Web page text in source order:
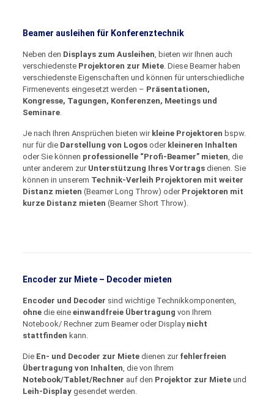
Beamer ausleihen für Konferenztechnik
Neben den Displays zum Ausleihen , bieten wir Ihnen auch
verschiedenste Projektoren zur Miete. Diese Beamer haben
verschiedenste Eigenschaften und können für unterschiedliche
Firmenevents eingesetzt werden – Präsentationen,
Kongresse, Tagungen, Konferenzen, Meetings und
Seminare.
Je nach Ihren Ansprüchen bieten wir kleine Projektoren bspw.
nur für die Darstellung von Logosoder kleineren Inhalten
oder Sie können professionelle “Profi-Beamer” mieten , die
unter anderem zur Unterstützung Ihres Vortragsdienen. Sie
können in unserem Technik-Verleih Projektoren mit weiter
Distanz mieten (Beamer Long Throw) oder Projektoren mit
kurze Distanz mieten (Beamer Short Throw).
Encoder zur Miete – Decoder mieten
Encoder und Decoder sind wichtige Technikkomponenten,
ohnedie eine einwandfreie Übertragung von Ihrem
Notebook/ Rechner zum Beamer oder Display nicht
stattfinden kann.
Die En- und Decoder zur Mietedienen zur fehlerfreien
Übertragung von Inhalten , die von Ihrem
Notebook/Tablet/Rechner auf den Projektor zur Mieteund
Leih-Displaygesendet werden.